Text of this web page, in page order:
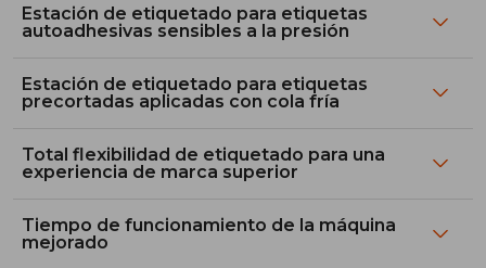
Estación de etiquetado para etiquetas
autoadhesivas sensibles a la presión
Estación de etiquetado para etiquetas
precortadas aplicadas con cola fría
Total flexibilidad de etiquetado para una
experiencia de marca superior
Tiempo de funcionamiento de la máquina
mejorado